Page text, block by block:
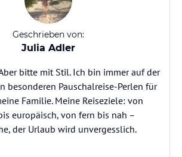
Geschrieben von:
Julia Adler
bitte mit Stil. Ich bin immer auf der
besonderen Pauschalreise-Perlen für
Familie. Meine Reiseziele: von
europäisch, von fern bis nah –
der Urlaub wird unvergesslich.